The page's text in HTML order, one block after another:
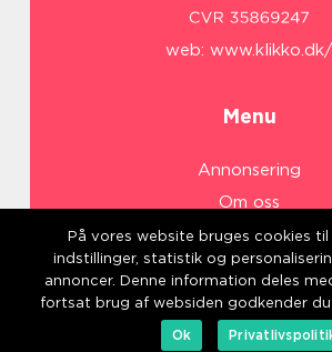
web: www.klikko.dk/
Menu
Annonsering
Om oss
Cookies
Kontakta oss
Sitemap
På vores website bruges cookies til
indstillinger, statistik og
annoncer. Denne information deles
fortsat brug af websiden godkender
Ok